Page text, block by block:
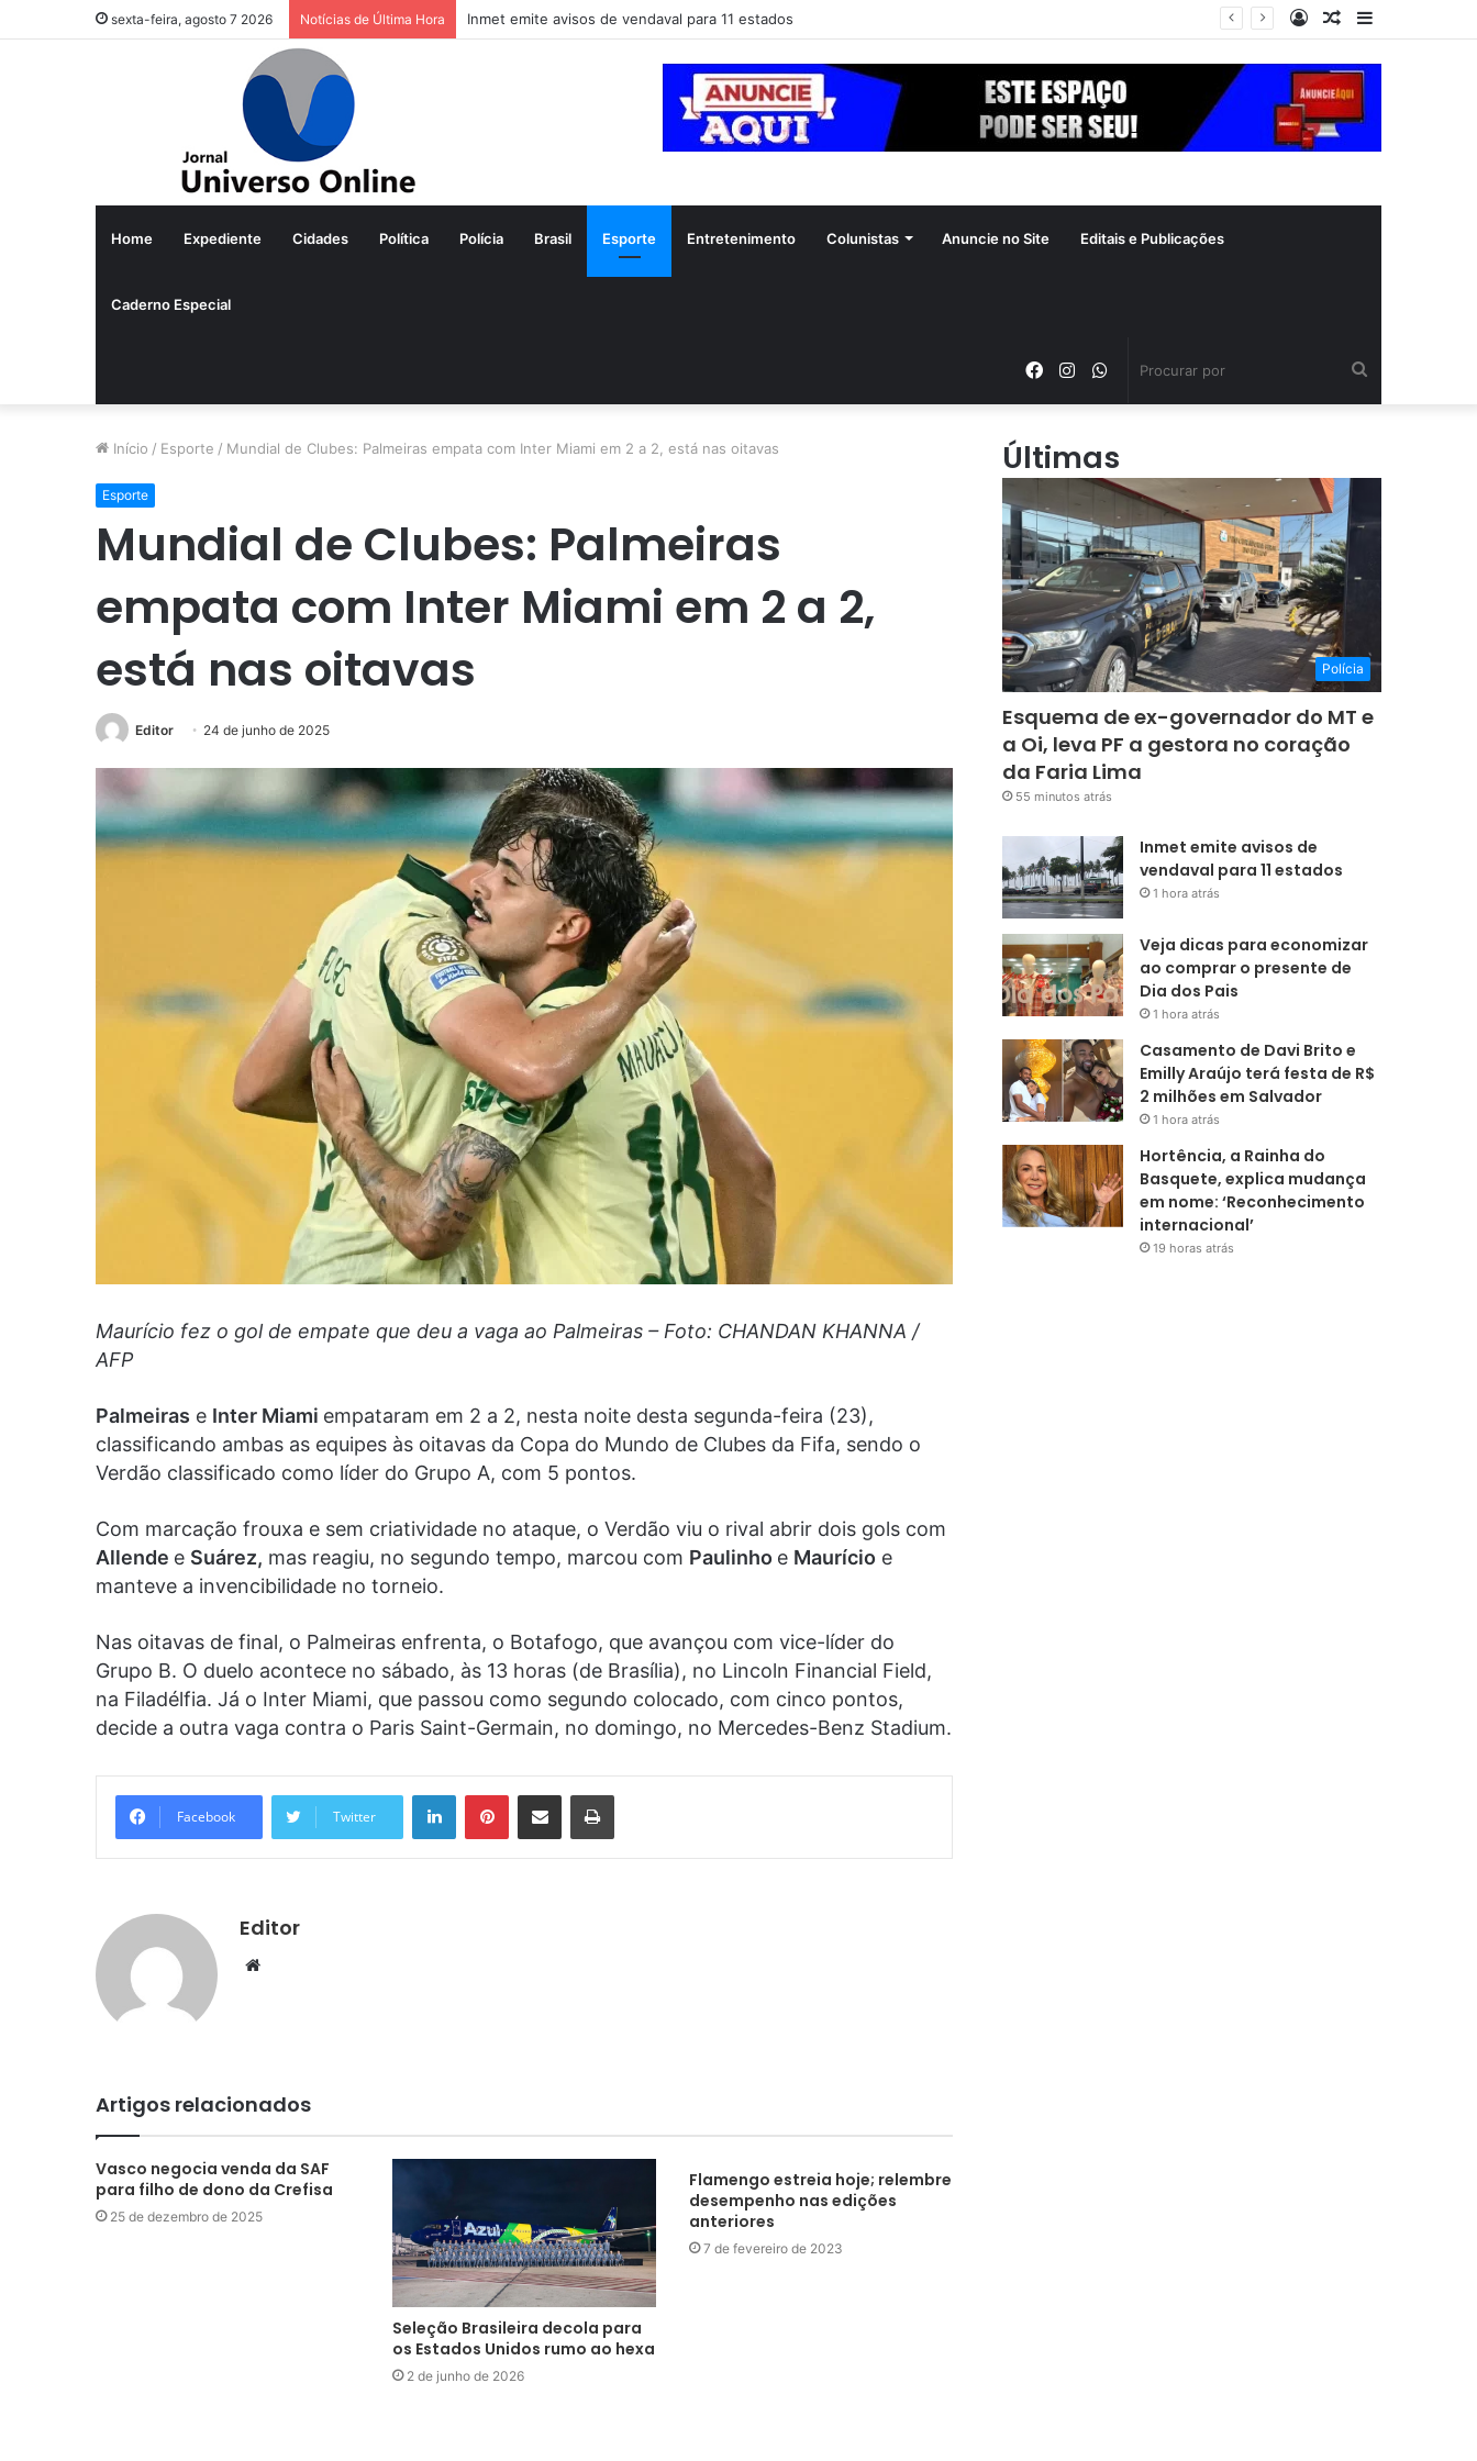
sexta-feira, agosto 7 2026 Notícias de Última Hora Inmet emite avisos de vendaval para 11 estados
Barra
Artigo
Entrar
Home Expediente Cidades Política Polícia Brasil Esporte Entretenimento Colunistas Anuncie no Site Editais e Publicações
Caderno Especial
WhatsApp
Instagram
Facebook
Início / Esporte / Mundial de Clubes: Palmeiras empata com Inter Miami em 2 a 2, está nas oitavas
Esporte
Mundial de Clubes: Palmeiras
empata com Inter Miami em 2 a 2,
está nas oitavas
Editor 24 de junho de 2025
Maurício fez o gol de empate que deu a vaga ao Palmeiras – Foto: CHANDAN KHANNA /
AFP
Palmeiras e Inter Miami empataram em 2 a 2, nesta noite desta segunda-feira (23),
classificando ambas as equipes às oitavas da Copa do Mundo de Clubes da Fifa, sendo o
Verdão classificado como líder do Grupo A, com 5 pontos.
Com marcação frouxa e sem criatividade no ataque, o Verdão viu o rival abrir dois gols com
Allende e Suárez, mas reagiu, no segundo tempo, marcou com Paulinho e Maurício e
manteve a invencibilidade no torneio.
Nas oitavas de final, o Palmeiras enfrenta, o Botafogo, que avançou com vice-líder do
Grupo B. O duelo acontece no sábado, às 13 horas (de Brasília), no Lincoln Financial Field,
na Filadélfia. Já o Inter Miami, que passou como segundo colocado, com cinco pontos,
decide a outra vaga contra o Paris Saint-Germain, no domingo, no Mercedes-Benz Stadium.
Facebook Twitter
LinkedinPinterestCompartilhar via e-mail Imprimir
Editor
Website
Artigos relacionados
Vasco negocia venda da SAF
para filho de dono da Crefisa
25 de dezembro de 2025
Seleção Brasileira decola para
os Estados Unidos rumo ao hexa
2 de junho de 2026
Flamengo estreia hoje; relembre
desempenho nas edições
anteriores
7 de fevereiro de 2023
Últimas
Polícia
Esquema de ex-governador do MT e
a Oi, leva PF a gestora no coração
da Faria Lima
55 minutos atrás
Inmet emite avisos de
vendaval para 11 estados
1 hora atrás
Veja dicas para economizar
ao comprar o presente de
Dia dos Pais
1 hora atrás
Casamento de Davi Brito e
Emilly Araújo terá festa de R$
2 milhões em Salvador
1 hora atrás
Hortência, a Rainha do
Basquete, explica mudança
em nome: ‘Reconhecimento
internacional’
19 horas atrás